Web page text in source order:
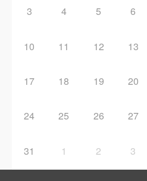
3 4 5 6
10 11 12 13
17 18 19 20
24 25 26 27
31 1 2 3